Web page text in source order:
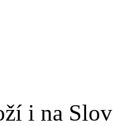
i na